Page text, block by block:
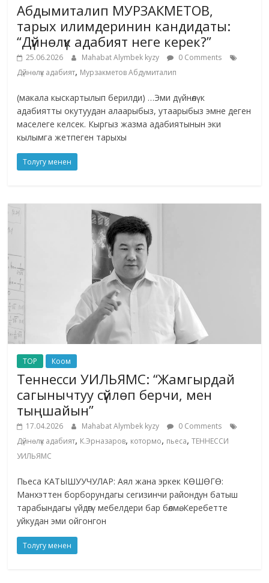
Абдымиталип МУРЗАКМЕТОВ,
тарых илимдеринин кандидаты:
“Дүйнөлүк адабият неге керек?”
25.06.2026 Mahabat Alymbek kyzy
0 Comments
Дүйнөлүк адабият, Мурзакметов Абдумиталип
(макала кыскартылып берилди) …Эми дүйнөлүк
адабиятты окутуудан алаарыбыз, утаарыбыз эмне деген
маселеге келсек. Кыргыз жазма адабиятынын эки
кылымга жетпеген тарыхы
Толугу менен
TOP Коом
Теннесси УИЛЬЯМС: “Жамгырдай
сагынычтуу сүйлөп берчи, мен
тыңшайын”
17.04.2026 Mahabat Alymbek kyzy
0 Comments
Дүйнөлүк адабият, К.Эрназаров, котормо, пьеса,ТЕННЕССИ
УИЛЬЯМС
Пьеса КАТЫШУУЧУЛАР: Аял жана эркек КӨШӨГӨ:
Манхэттен борборундагы сегизинчи райондун батыш
тарабындагы үйдөгү мебелдери бар бөлмө. Керебетте
уйкудан эми ойгонгон
Толугу менен